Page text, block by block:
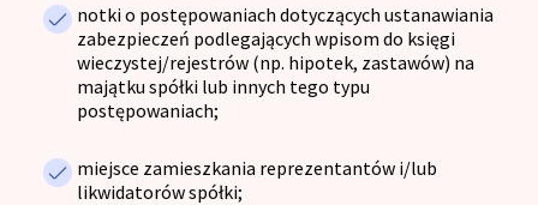
notki o postępowaniach dotyczących ustanawiania
zabezpieczeń podlegających wpisom do księgi
wieczystej/rejestrów (np. hipotek, zastawów) na
majątku spółki lub innych tego typu
postępowaniach;
miejsce zamieszkania reprezentantów i/lub
likwidatorów spółki;